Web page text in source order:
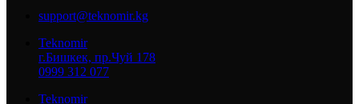
support@teknomir.kg
Teknomir
г.Бишкек, пр.Чуй 178
0999 312 077
Teknomir